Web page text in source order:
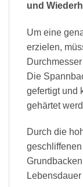
und
Um eine
erzielen,
Die
gefertigt und
gehärtet
Durch die